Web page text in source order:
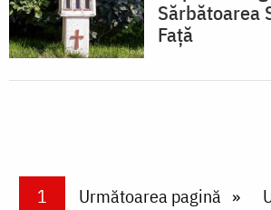
Sărbătoarea
Față
PaginareCurrent page
1 Next page
Următoarea pagină